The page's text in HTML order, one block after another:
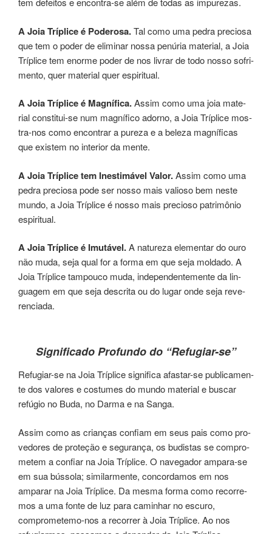
A Joia Tríplice é Poderosa.Tal como uma pedra pre­cio­sa
que tem o poder de eliminar nossa penúria mate­rial, a Joia
Tríplice tem enor­me poder de nos ­livrar de todo nosso sofri­
men­to, quer mate­rial quer espi­ri­tual.
A Joia Tríplice é Magnífica.Assim como uma joia mate­
rial cons­ti­tui-se num mag­ní­fi­co adorno, a Joia Tríplice mos­
tra-nos como encon­trar a pure­za e a bele­za mag­ní­fi­cas
que exis­tem no inte­rior da mente.
A Joia Tríplice tem Inestimável Valor.Assim como uma
pedra pre­cio­sa pode ser nosso mais valio­so bem neste
mundo, a Joia Tríplice é nosso mais pre­cio­so patrimô­nio
espi­ri­tual.
A Joia Tríplice é Imutável.A natu­re­za ele­men­tar do ouro
não muda, seja qual for a forma em que seja mol­da­do. A
Joia Tríplice tam­pou­co muda, inde­pen­den­te­men­te da lin­
gua­gem em que seja des­cri­ta ou do lugar onde seja reve­
ren­cia­da.
Significado Profundo do “Refugiar-se”
Refugiar-se na Joia Tríplice sig­ni­fi­ca afastar-se publi­ca­men­
te dos valo­res e cos­tu­mes do mundo mate­rial e bus­car
refú­gio no Buda, no Darma e na Sanga.
Assim como as crian­ças con­fiam em seus pais como pro­
ve­do­res de pro­te­ção e segu­ran­ça, os budis­tas se com­pro­
me­tem a con­fiar na Joia Tríplice. O nave­ga­dor ampa­ra-se
em sua bús­so­la; simi­lar­men­te, con­cor­da­mos em nos
ampa­rar na Joia Tríplice. Da mesma forma como recor­re­
mos a uma fonte de luz para cami­nhar no escu­ro,
compromete­mo-nos a recor­rer à Joia Tríplice. Ao nos